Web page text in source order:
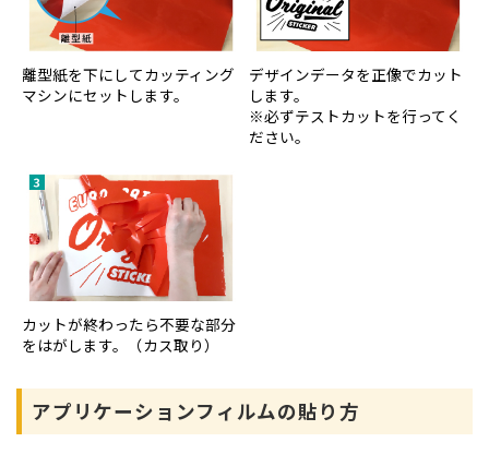
離型紙を下にしてカッティング
マシンにセットします。
デザインデータを正像でカット
します。
※必ずテストカットを行ってく
ださい。
カットが終わったら不要な部分
をはがします。（カス取り）
アプリケーションフィルムの貼り方